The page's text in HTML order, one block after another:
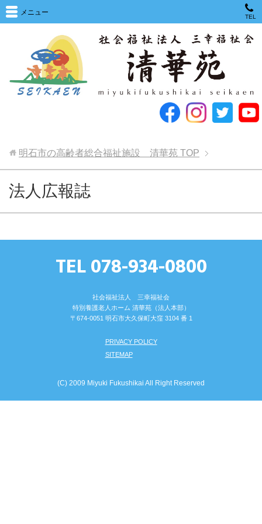
メニュー
TEL
明石市の高齢者総合福祉施設 清華苑 TOP
法人広報誌
TEL 078-934-0800
社会福祉法人 三幸福祉会
特別養護⽼⼈ホーム 清華苑（法⼈本部）
〒674-0051 明⽯市⼤久保町⼤窪 3104 番 1
PRIVACY POLICY
SITEMAP
(C) 2009 Miyuki Fukushikai All Right Reserved